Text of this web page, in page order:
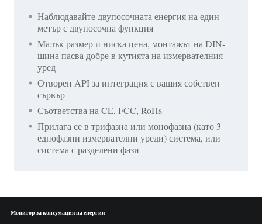
Наблюдавайте двупосочната енергия на един
метър с двупосочна функция
Малък размер и ниска цена, монтажът на DIN-
шина пасва добре в кутията на измервателния
уред
Отворен API за интеграция с вашия собствен
сървър
Съответства на CE, FCC, RoHs
Прилага се в трифазна или монофазна (като 3
еднофазни измервателни уреди) система, или
система с разделени фази
Монитор за консумация на енергия